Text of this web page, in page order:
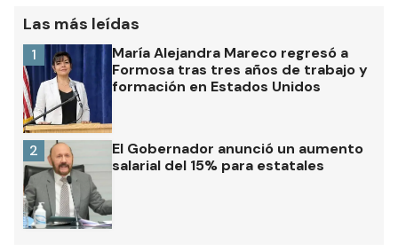
Las más leídas
María Alejandra Mareco regresó a
Formosa tras tres años de trabajo y
formación en Estados Unidos
1
El Gobernador anunció un aumento
salarial del 15% para estatales
2